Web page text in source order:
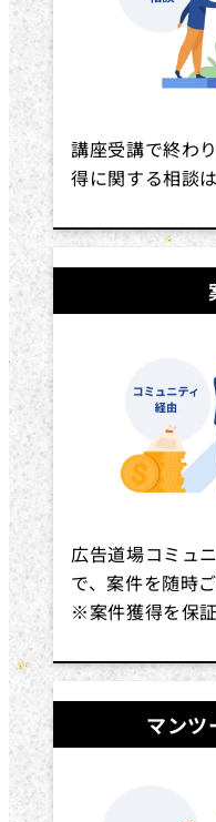
講座受講で終わ
得に関する相談
広告道場コミュ
で、案件を随時
※案件獲得を保
マンツ